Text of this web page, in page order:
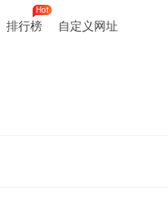
排行榜
Hot
自定义网址